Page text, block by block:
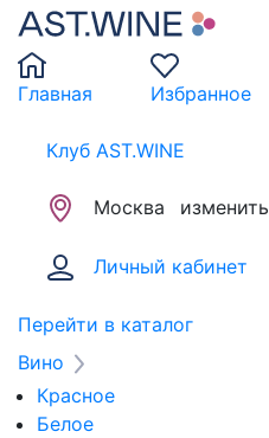
Главная Избранное
Клуб AST.WINE
Москва изменить
Личный кабинет
Перейти в каталог
Вино
Красное
Белое